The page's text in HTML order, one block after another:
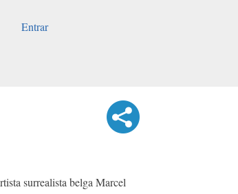
Entrar
surrealista belga Marcel